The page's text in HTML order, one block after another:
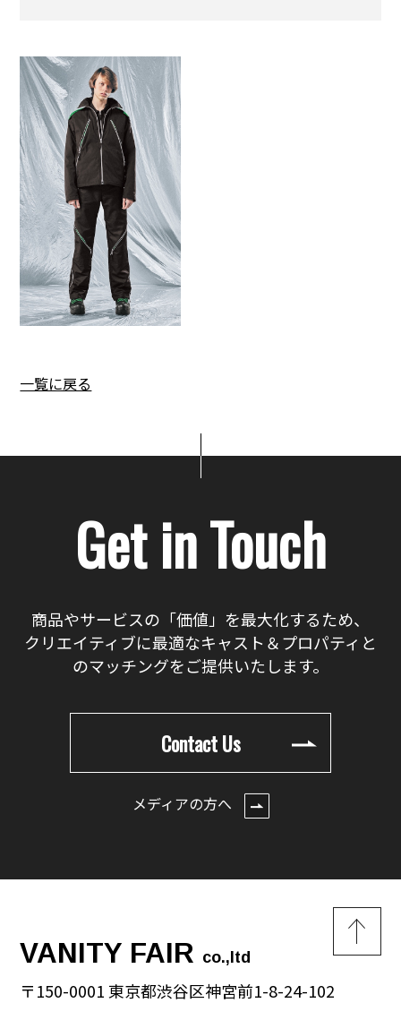
一覧に戻る
Get in Touch
商品やサービスの「価値」を最大化するため、
クリエイティブに最適なキャスト＆プロパティと
のマッチングをご提供いたします。
Contact Us
メディアの方へ
VANITY FAIR co.,ltd
〒150-0001 東京都渋谷区神宮前1-8-24-102